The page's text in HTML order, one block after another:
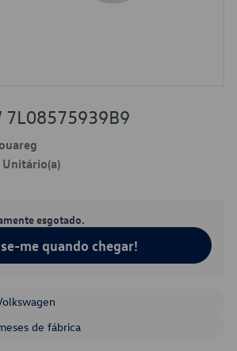
7L08575939B9
Unitário(a)
esgotado.
me quando chegar!
de fábrica